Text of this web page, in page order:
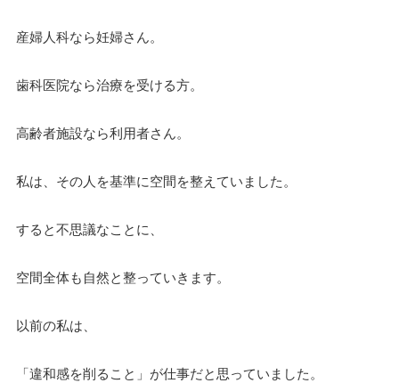
産婦人科なら妊婦さん。
歯科医院なら治療を受ける方。
高齢者施設なら利用者さん。
私は、その人を基準に空間を整えていました。
すると不思議なことに、
空間全体も自然と整っていきます。
以前の私は、
「違和感を削ること」が仕事だと思っていました。